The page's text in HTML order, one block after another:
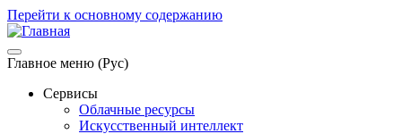
Перейти к основному содержанию
Главное меню (Рус)
Сервисы
Облачные ресурсы
Искусственный интеллект